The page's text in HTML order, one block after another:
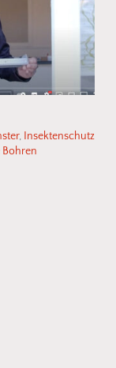
, Insektenschutz
Bohren